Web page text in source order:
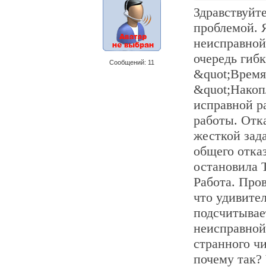
Сообщений: 11
проблемой.
очередь
исправной
работы.
жесткой
общего
Работа.
что
странного
почему